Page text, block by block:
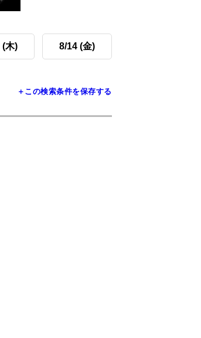
(木) 8/14 (金)
＋この検索条件を保存する